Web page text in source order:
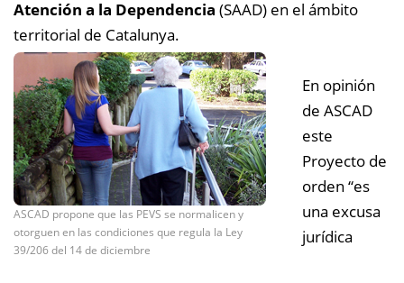
Atención a la Dependencia (SAAD) en el ámbito
territorial de Catalunya.
ASCAD propone que las PEVS se normalicen y
otorguen en las condiciones que regula la Ley
39/206 del 14 de diciembre
En opinión
de ASCAD
este
Proyecto de
orden “es
una excusa
jurídica